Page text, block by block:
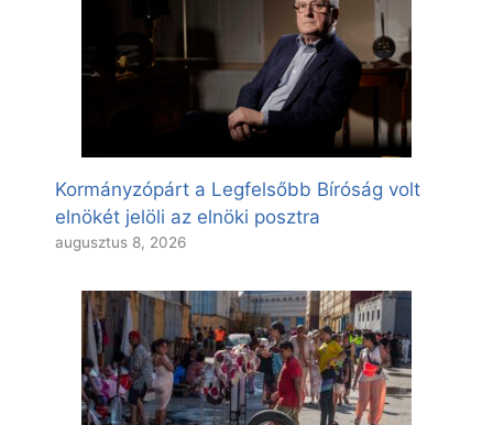
Kormányzópárt a Legfelsőbb Bíróság volt
elnökét jelöli az elnöki posztra
augusztus 8, 2026